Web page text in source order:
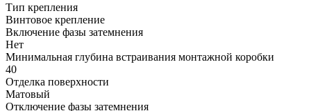
Тип крепления
Винтовое крепление
Включение фазы затемнения
Нет
Минимальная глубина встраивания монтажной коробки
40
Отделка поверхности
Матовый
Отключение фазы затемнения